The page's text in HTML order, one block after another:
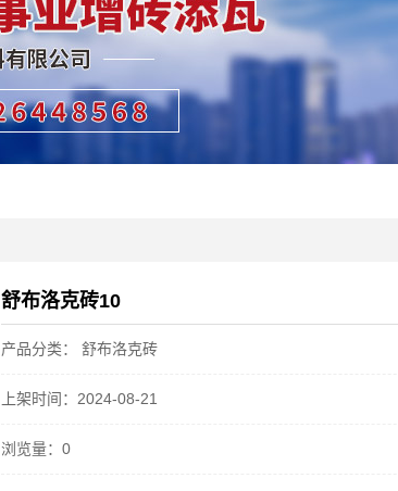
舒布洛克砖10
产品分类： 舒布洛克砖
上架时间：2024-08-21
浏览量：0